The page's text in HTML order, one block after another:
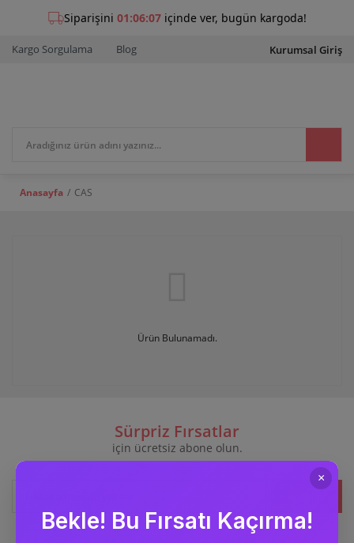
Kargo Sorgulama Blog Kurumsal Giriş
Anasayfa CAS
Ürün Bulunamadı.
Sürpriz Fırsatlar
için ücretsiz abone olun.